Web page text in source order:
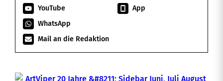
YouTube
App
WhatsApp
Mail an die Redaktion